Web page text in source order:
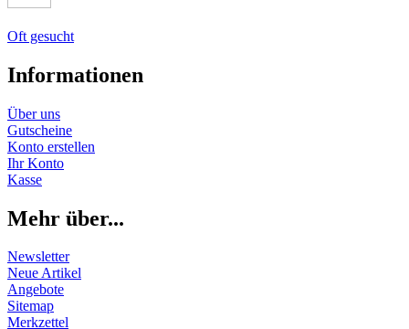
Oft gesucht
Informationen
Über uns
Gutscheine
Konto erstellen
Ihr Konto
Kasse
Mehr über...
Newsletter
Neue Artikel
Angebote
Sitemap
Merkzettel